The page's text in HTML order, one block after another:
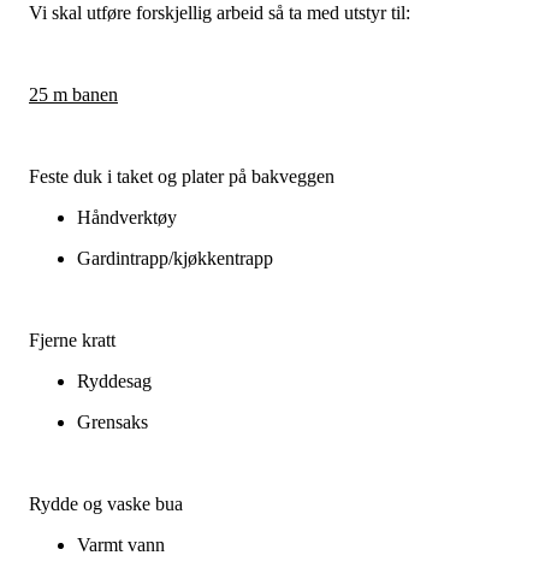
Vi skal utføre forskjellig arbeid så ta med utstyr til:
25 m banen
Feste duk i taket og plater på bakveggen
Håndverktøy
Gardintrapp/kjøkkentrapp
Fjerne kratt
Ryddesag
Grensaks
Rydde og vaske bua
Varmt vann